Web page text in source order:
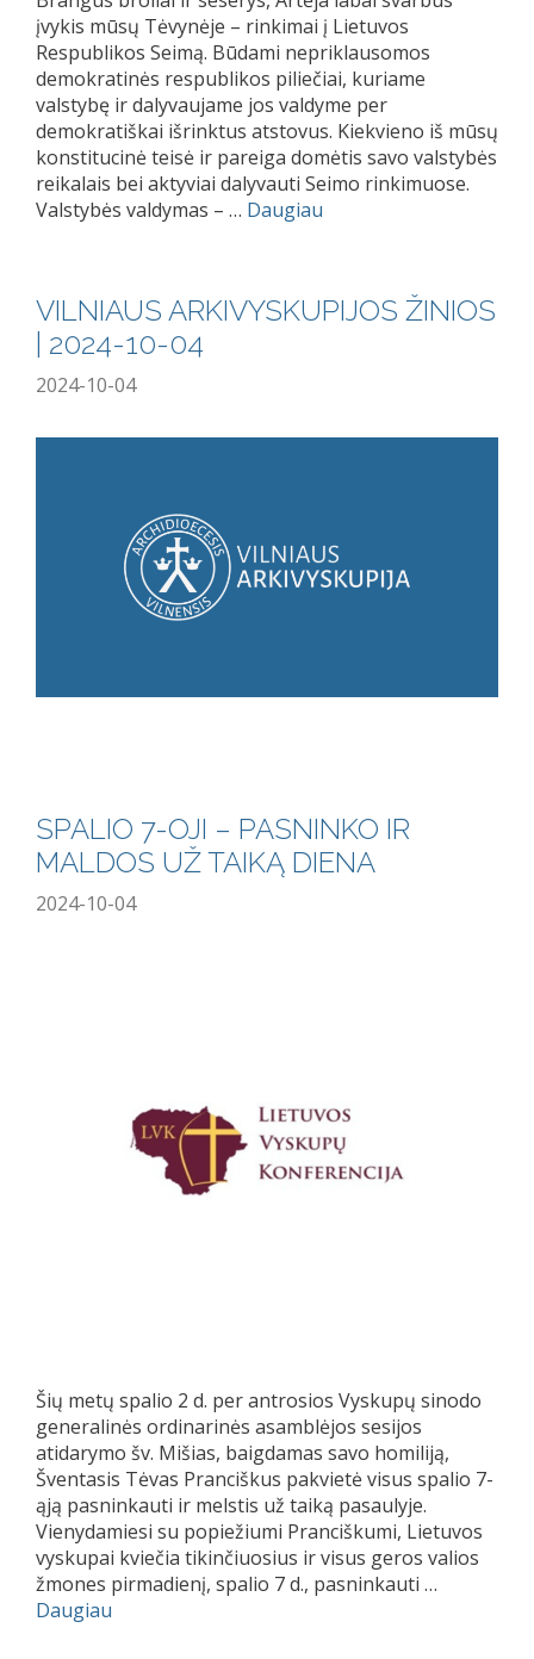
įvykis mūsų Tėvynėje – rinkimai į Lietuvos
Respublikos Seimą. Būdami nepriklausomos
demokratinės respublikos piliečiai, kuriame
valstybę ir dalyvaujame jos valdyme per
demokratiškai išrinktus atstovus. Kiekvieno iš mūsų
konstitucinė teisė ir pareiga domėtis savo valstybės
reikalais bei aktyviai dalyvauti Seimo rinkimuose.
Valstybės valdymas – … Daugiau
VILNIAUS ARKIVYSKUPIJOS ŽINIOS
| 2024-10-04
2024-10-04
SPALIO 7-OJI – PASNINKO IR
MALDOS UŽ TAIKĄ DIENA
2024-10-04
Šių metų spalio 2 d. per antrosios Vyskupų sinodo
generalinės ordinarinės asamblėjos sesijos
atidarymo šv. Mišias, baigdamas savo homiliją,
Šventasis Tėvas Pranciškus pakvietė visus spalio 7-
ąją pasninkauti ir melstis už taiką pasaulyje.
Vienydamiesi su popiežiumi Pranciškumi, Lietuvos
vyskupai kviečia tikinčiuosius ir visus geros valios
žmones pirmadienį, spalio 7 d., pasninkauti …
Daugiau